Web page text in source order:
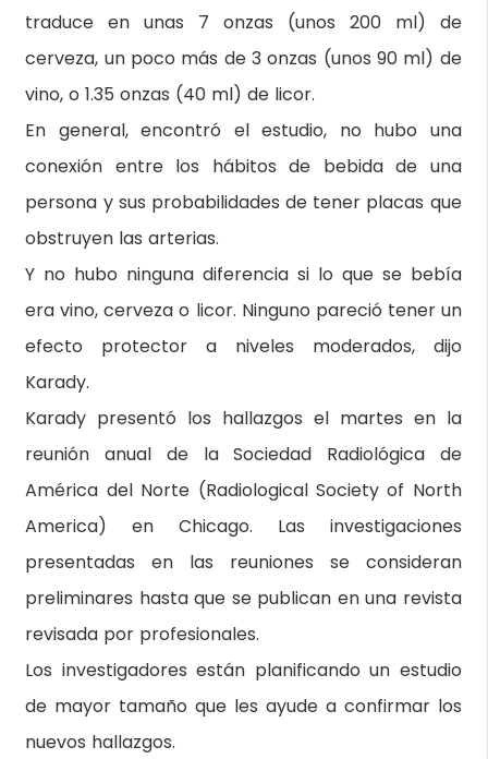
traduce en unas 7 onzas (unos 200 ml) de
cerveza, un poco más de 3 onzas (unos 90 ml) de
vino, o 1.35 onzas (40 ml) de licor.
En general, encontró el estudio, no hubo una
conexión entre los hábitos de bebida de una
persona y sus probabilidades de tener placas que
obstruyen las arterias.
Y no hubo ninguna diferencia si lo que se bebía
era vino, cerveza o licor. Ninguno pareció tener un
efecto protector a niveles moderados, dijo
Karady.
Karady presentó los hallazgos el martes en la
reunión anual de la Sociedad Radiológica de
América del Norte (Radiological Society of North
America) en Chicago. Las investigaciones
presentadas en las reuniones se consideran
preliminares hasta que se publican en una revista
revisada por profesionales.
Los investigadores están planificando un estudio
de mayor tamaño que les ayude a confirmar los
nuevos hallazgos.